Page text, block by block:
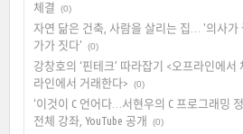
체결
(0)
자연 닮은 건축, 사람을 살리는 집… '의사가
가가 짓다'
(0)
강창호의 ‘핀테크’ 따라잡기 <오프라인에서
라인에서 거래한다>
(0)
‘이것이 C 언어다…서현우의 C 프로그래밍
전체 강좌, YouTube 공개
(0)